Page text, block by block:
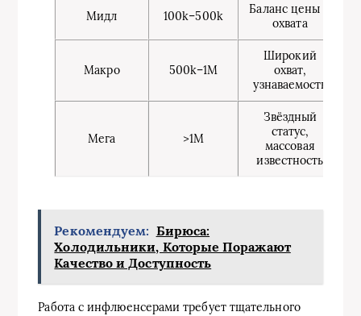
Мидл 100k–500k
Баланс цены и
охвата
Макро 500k–1M
Широкий
охват,
узнаваемость
Мега >1M
Звёздный
статус,
массовая
известность
Рекомендуем: Бирюса:
Холодильники, Которые Поражают
Качество и Доступность
Работа с инфлюенсерами требует тщательного